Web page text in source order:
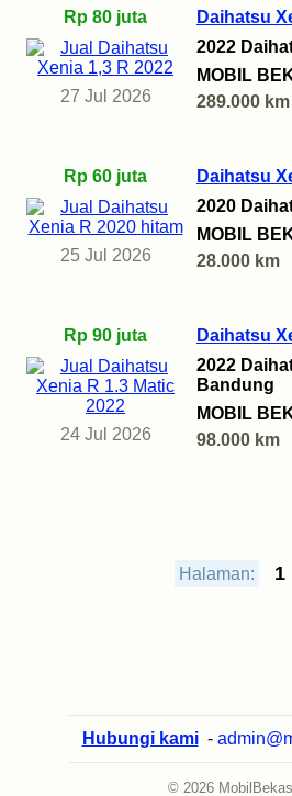
Rp 80 juta
27 Jul 2026
Daihatsu
2022
MOBIL
289.000 km
Rp 60 juta
25 Jul 2026
Daihatsu
2020
MOBIL
28.000 km
Rp 90 juta
24 Jul 2026
Daihatsu
2022
Bandung
MOBIL
98.000 km
Halaman: 1
Hubungi kami -
© 2026